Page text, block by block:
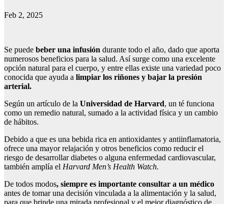
Feb 2, 2025
Se puede beber una infusión durante todo el año, dado que aporta
numerosos beneficios para la salud. Así surge como una excelente
opción natural para el cuerpo, y entre ellas existe una variedad poco
conocida que ayuda a limpiar los riñones y bajar la presión
arterial.
Según un artículo de la Universidad de Harvard, un té funciona
como un remedio natural, sumado a la actividad física y un cambio
de hábitos.
Debido a que es una bebida rica en antioxidantes y antiinflamatoria,
ofrece una mayor relajación y otros beneficios como reducir el
riesgo de desarrollar diabetes o alguna enfermedad cardiovascular,
también amplía el Harvard Men’s Health Watch.
De todos modos, siempre es importante consultar a un médico
antes de tomar una decisión vinculada a la alimentación y la salud,
para que brinde una mirada profesional y el mejor diagnóstico de